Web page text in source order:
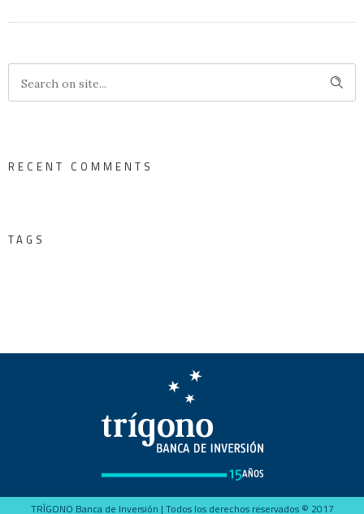
RECENT COMMENTS
TAGS
TRÍGONO Banca de Inversión | Todos los derechos reservados © 2017